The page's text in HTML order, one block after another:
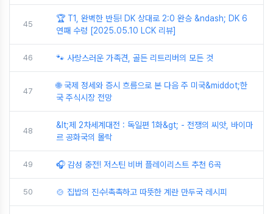
45
🏆 T1, 완벽한 반등! DK 상대로 2:0 완승 &ndash; DK 6
연패 수렁 [2025.05.10 LCK 리뷰]
46 🐾 사랑스러운 가족견, 골든 리트리버의 모든 것
47
🌐 국제 정세와 증시 흐름으로 본 다음 주 미국&middot;한
국 주식시장 전망
48
&lt;제 2차세계대전 : 독일편 1화&gt; - 전쟁의 씨앗, 바이마
르 공화국의 몰락
49 🎧 감성 충전! 저스틴 비버 플레이리스트 추천 6곡
50 🍲 집밥의 진수!촉촉하고 따뜻한 계란 만두국 레시피